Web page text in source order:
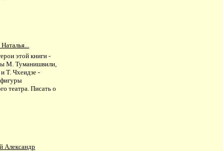
этой книги -
М. Туманишвили,
Т. Чхеидзе -
театра. Писать о
Александр